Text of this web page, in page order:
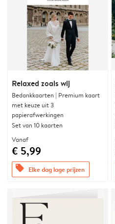
Relaxed zoals wij
Bedankkaarten | Premium kaart
met keuze uit 3
papierafwerkingen
Set van 10 kaarten
Vanaf
€ 5,99
offers Elke dag lage prijzen